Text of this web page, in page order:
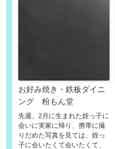
お好み焼き・鉄板ダイニ
ング 粉もん堂
先週、2月に生まれた姪っ子に
会いに実家に帰り、携帯に撮
りだめた写真を見ては、姪っ
子に会いたくて会いたくて、